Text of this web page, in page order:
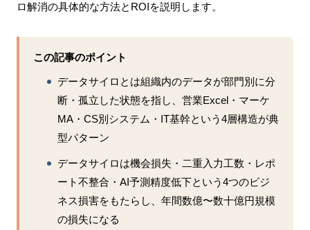
ロ解消の具体的な方法とROIを説明します。
この記事のポイント
データサイロとは組織内のデータが部門別に分
断・孤立した状態を指し、営業Excel・マーケ
MA・CS別システム・IT基幹という4層構造が典
型パターン
データサイロは機会損失・二重入力工数・レポ
ート不整合・AI予測精度低下という4つのビジ
ネス損害をもたらし、年間数億〜数十億円規模
の損失になる